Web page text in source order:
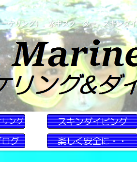
ケリング）、水中スクーター、スキンダ